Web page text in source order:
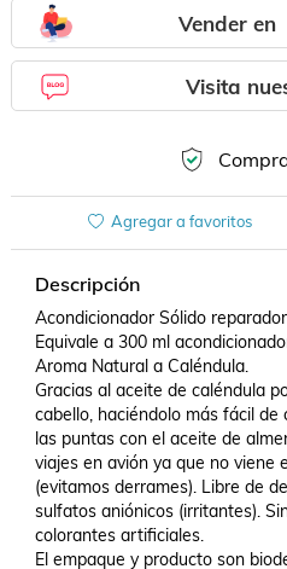
Vender en
Visita
Agregar a favoritos
Descripción
Acondicionador Sólido
Equivale a 300 ml
Aroma Natural a Caléndula.
Gracias al aceite de caléndula
cabello, haciéndolo más fácil
las puntas con el aceite de
viajes en avión ya que no viene
(evitamos derrames). Libre de
sulfatos aniónicos (irritantes).
colorantes artificiales.
El empaque y producto son